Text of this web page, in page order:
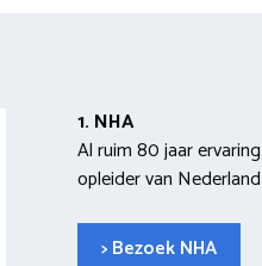
1. NHA
Al ruim 80 jaar
opleider van
> Bezoek NHA